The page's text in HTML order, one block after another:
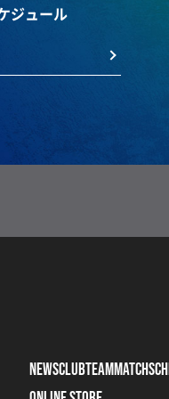
ジュール
NEWSCLUBTEAMMATCH